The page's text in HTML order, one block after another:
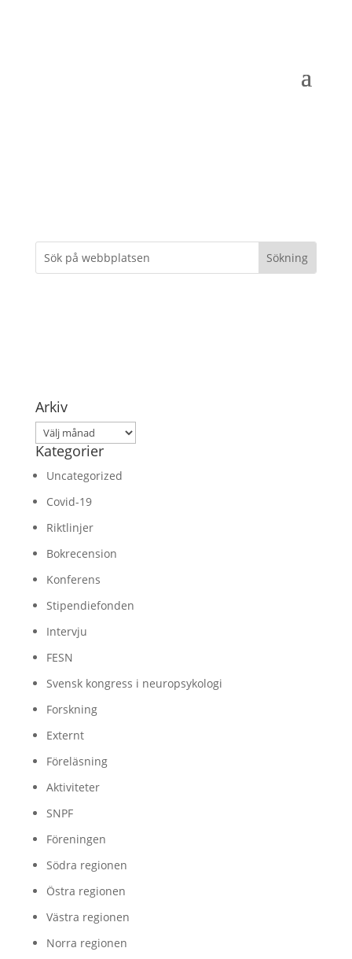
Arkiv
Arkiv
Kategorier
Uncategorized
Covid-19
Riktlinjer
Bokrecension
Konferens
Stipendiefonden
Intervju
FESN
Svensk kongress i neuropsykologi
Forskning
Externt
Föreläsning
Aktiviteter
SNPF
Föreningen
Södra regionen
Östra regionen
Västra regionen
Norra regionen